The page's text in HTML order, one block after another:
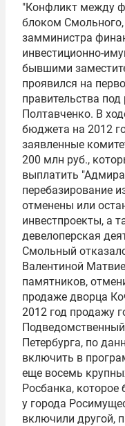
"Конфликт между
блоком Смольного
замминистра
инвестиционно-
бывшими
проявился на
правительства
Полтавченко. В
бюджета на 2012
заявленные
200 млн руб.,
выплатить "
перебазирование
отменены или
инвестпроекты, а
девелоперская
Смольный
Валентиной
памятников,
продаже дворца
2012 год продажу
Петербурга, по
включить в
еще восемь
Росбанка, которое
у города
включили другой,